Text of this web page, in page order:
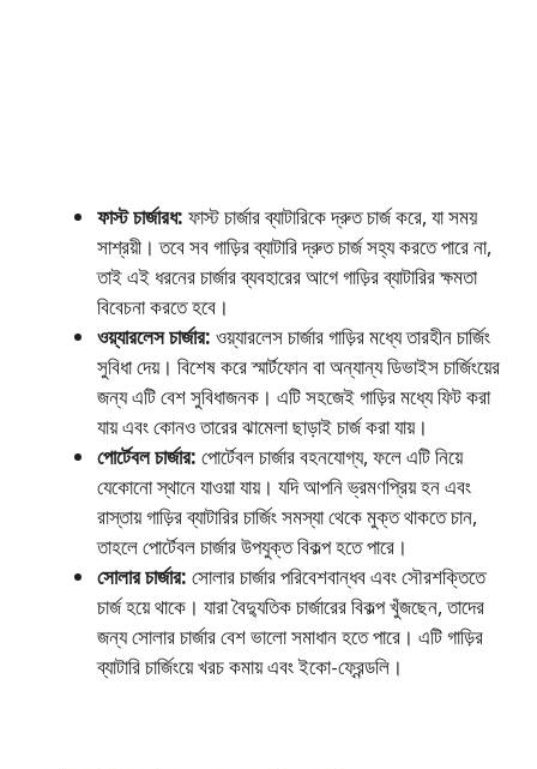
ফাস্ট চার্জারধ: ফাস্ট চার্জার ব্যাটারিকে দ্রুত চার্জ করে, যা সময়
সাশ্রয়ী। তবে সব গাড়ির ব্যাটারি দ্রুত চার্জ সহ্য করতে পারে না,
তাই এই ধরনের চার্জার ব্যবহারের আগে গাড়ির ব্যাটারির ক্ষমতা
বিবেচনা করতে হবে।
ওয়্যারলেস চার্জার: ওয়্যারলেস চার্জার গাড়ির মধ্যে তারহীন চার্জিং
সুবিধা দেয়। বিশেষ করে স্মার্টফোন বা অন্যান্য ডিভাইস চার্জিংয়ের
জন্য এটি বেশ সুবিধাজনক। এটি সহজেই গাড়ির মধ্যে ফিট করা
যায় এবং কোনও তারের ঝামেলা ছাড়াই চার্জ করা যায়।
পোর্টেবল চার্জার: পোর্টেবল চার্জার বহনযোগ্য, ফলে এটি নিয়ে
যেকোনো স্থানে যাওয়া যায়। যদি আপনি ভ্রমণপ্রিয় হন এবং
রাস্তায় গাড়ির ব্যাটারির চার্জিং সমস্যা থেকে মুক্ত থাকতে চান,
তাহলে পোর্টেবল চার্জার উপযুক্ত বিকল্প হতে পারে।
সোলার চার্জার: সোলার চার্জার পরিবেশবান্ধব এবং সৌরশক্তিতে
চার্জ হয়ে থাকে। যারা বৈদ্যুতিক চার্জারের বিকল্প খুঁজছেন, তাদের
জন্য সোলার চার্জার বেশ ভালো সমাধান হতে পারে। এটি গাড়ির
ব্যাটারি চার্জিংয়ে খরচ কমায় এবং ইকো-ফ্রেন্ডলি।